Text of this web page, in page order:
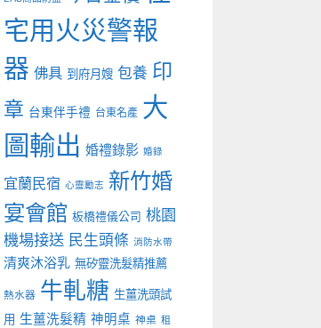
宅用火災警報
器 佛具 到府月嫂 包養 印
章 台東伴手禮 台東名產 大
圖輸出 婚禮錄影 婚錄
宜蘭民宿 心靈勵志 新竹婚
宴會館 板橋禮儀公司 桃園
機場接送 民生頭條 消防水帶
清爽沐浴乳 無矽靈洗髮精推薦
熱水器 牛軋糖 生薑洗頭試
用 生薑洗髮精 神明桌 神桌 租